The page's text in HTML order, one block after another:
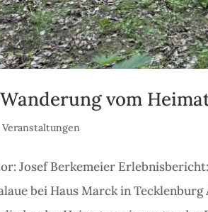
vom
Veranstaltungen
Josef Berkemeier
bei Haus Marck in